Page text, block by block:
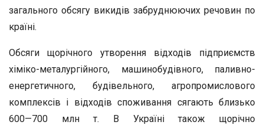
загального обсягу викидів забруднюючих речовин по
країні.
Обсяги щорічного утворення відходів підприємств
хіміко-металургійного, машинобудівного, паливно-
енергетичного, будівельного, агропромислового
комплексів і відходів споживання сягають близько
600—700 млн т. В Україні також щорічно